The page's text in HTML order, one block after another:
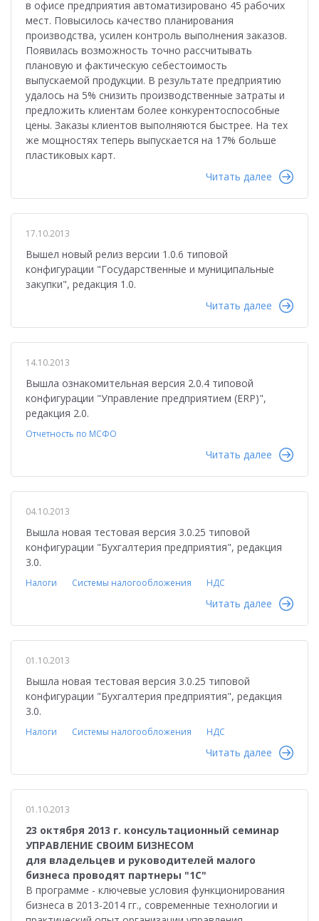
в офисе предприятия автоматизировано 45 рабочих
мест. Повысилось качество планирования
производства, усилен контроль выполнения заказов.
Появилась возможность точно рассчитывать
плановую и фактическую себестоимость
выпускаемой продукции. В результате предприятию
удалось на 5% снизить производственные затраты и
предложить клиентам более конкурентоспособные
цены. Заказы клиентов выполняются быстрее. На тех
же мощностях теперь выпускается на 17% больше
пластиковых карт.
Читать далее
17.10.2013
Вышел новый релиз версии 1.0.6 типовой
конфигурации "Государственные и муниципальные
закупки", редакция 1.0.
Читать далее
14.10.2013
Вышла ознакомительная версия 2.0.4 типовой
конфигурации "Управление предприятием (ERP)",
редакция 2.0.
Отчетность по МСФО
Читать далее
04.10.2013
Вышла новая тестовая версия 3.0.25 типовой
конфигурации "Бухгалтерия предприятия", редакция
3.0.
Налоги Системы налогообложения НДС
Читать далее
01.10.2013
Вышла новая тестовая версия 3.0.25 типовой
конфигурации "Бухгалтерия предприятия", редакция
3.0.
Налоги Системы налогообложения НДС
Читать далее
01.10.2013
23 октября 2013 г. консультационный семинар
УПРАВЛЕНИЕ СВОИМ БИЗНЕСОМ
для владельцев и руководителей малого
бизнеса проводят партнеры "1С"
В программе - ключевые условия функционирования
бизнеса в 2013-2014 гг., современные технологии и